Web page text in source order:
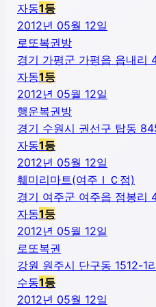
자동1등
2012년 05월 12일
로또복권방
경기 가평군 가평읍 읍내리
자동1등
2012년 05월 12일
행운복권방
경기 수원시 권선구 탑동
자동1등
2012년 05월 12일
훼미리마트(여주ＩＣ점)
경기 여주군 여주읍 점봉리
자동1등
2012년 05월 12일
로또복권
강원 원주시 단구동 1512-1
수동1등
2012년 05월 12일